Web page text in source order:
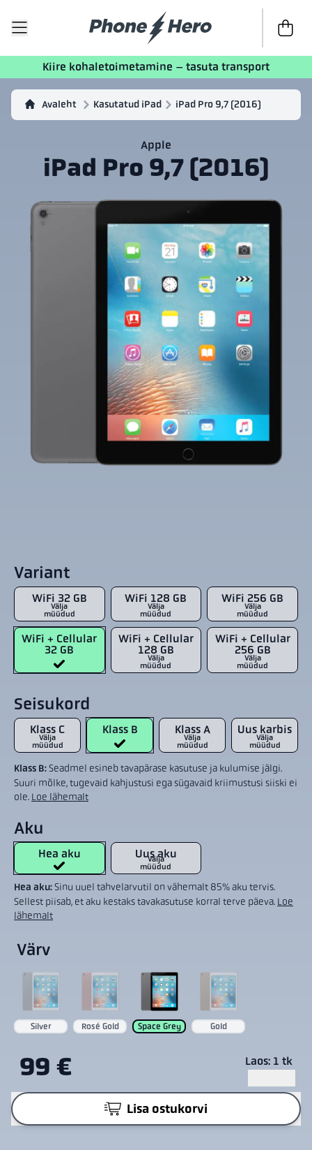
Kassasse
Kiire kohaletoimetamine – tasuta transport
Avaleht Kasutatud iPad iPad Pro 9,7 (2016)
Apple
iPad Pro 9,7 (2016)
Variant
WiFi 32 GB
Välja
müüdud
WiFi 128 GB
Välja
müüdud
WiFi 256 GB
Välja
müüdud
WiFi + Cellular
32 GB
WiFi + Cellular
128 GB
Välja
müüdud
WiFi + Cellular
256 GB
Välja
müüdud
Seisukord
Klass C
Välja
müüdud
Klass B Klass A
Välja
müüdud
Uus karbis
Välja
müüdud
Klass B:Seadmel esineb tavapärase kasutuse ja kulumise jälgi.
Suuri mõlke, tugevaid kahjustusi ega sügavaid kriimustusi siiski ei
ole. Loe lähemalt
Aku
Hea aku Uus aku
Välja
müüdud
Hea aku:Sinu uuel tahvelarvutil on vähemalt 85% aku tervis.
Sellest piisab, et aku kestaks tavakasutuse korral terve päeva. Loe
lähemalt
Värv
Silver Rosé Gold Space Grey Gold
99 € Laos: 1 tk
Lisa ostukorvi